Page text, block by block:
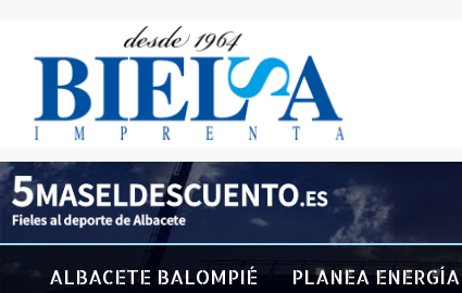
ALBACETE BALOMPIÉ PLANEA ENERGÍA